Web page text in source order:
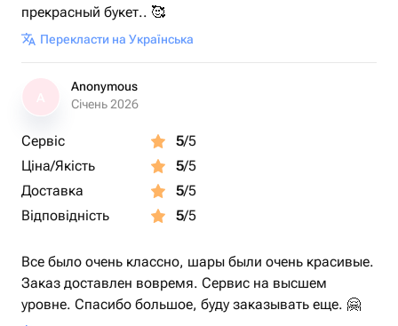
прекрасный букет.. 🥰
Перекласти на Українська
Anonymous
Січень 2026
Сервіс 5/5
Ціна/Якість
5/5
Доставка
5/5
Відповідність
5/5
Все было очень классно, шары были очень красивые.
Заказ доставлен вовремя. Сервис на высшем
уровне. Спасибо большое, буду заказывать еще. 🤗